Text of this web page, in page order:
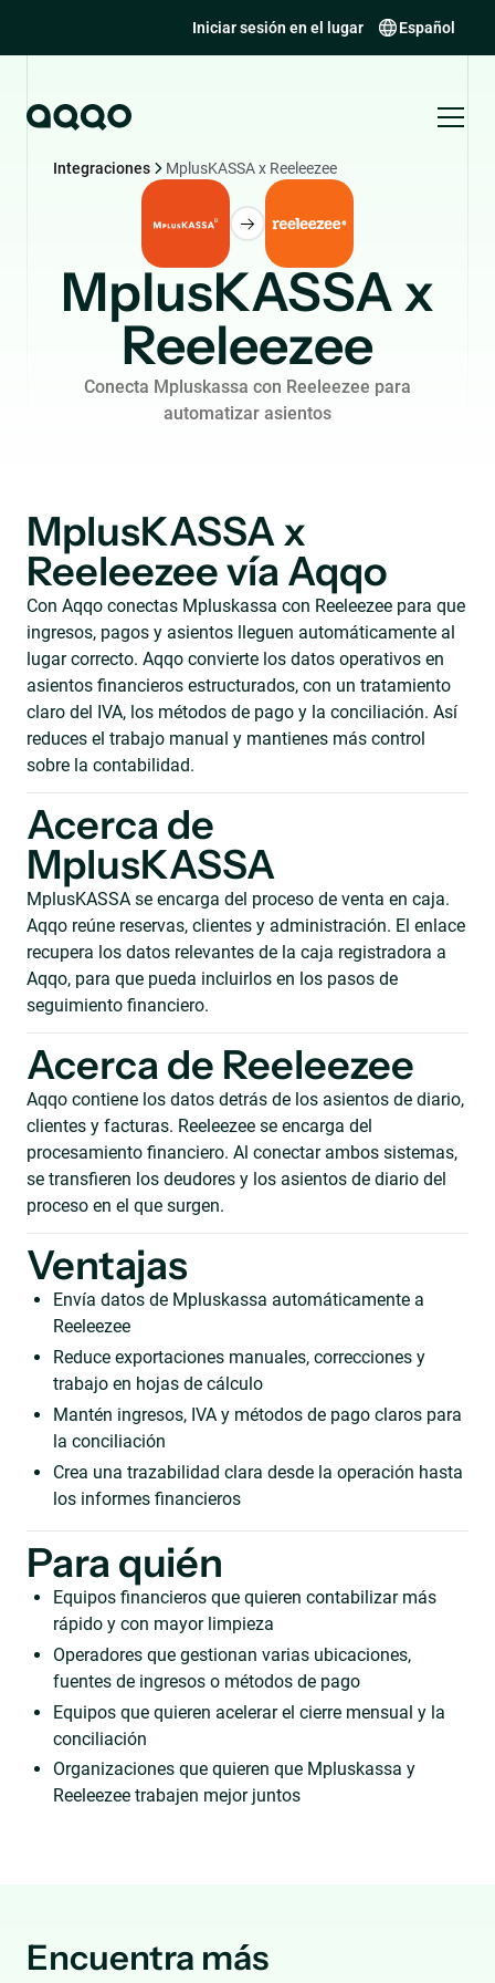
Iniciar sesión en el lugar Español
Integraciones MplusKASSA x Reeleezee
MplusKASSA x
Reeleezee
Conecta Mpluskassa con Reeleezee para
automatizar asientos
MplusKASSA x
Reeleezee vía Aqqo
Con Aqqo conectas Mpluskassa con Reeleezee para que
ingresos, pagos y asientos lleguen automáticamente al
lugar correcto. Aqqo convierte los datos operativos en
asientos financieros estructurados, con un tratamiento
claro del IVA, los métodos de pago y la conciliación. Así
reduces el trabajo manual y mantienes más control
sobre la contabilidad.
Acerca de
MplusKASSA
MplusKASSA se encarga del proceso de venta en caja.
Aqqo reúne reservas, clientes y administración. El enlace
recupera los datos relevantes de la caja registradora a
Aqqo, para que pueda incluirlos en los pasos de
seguimiento financiero.
Acerca de Reeleezee
Aqqo contiene los datos detrás de los asientos de diario,
clientes y facturas. Reeleezee se encarga del
procesamiento financiero. Al conectar ambos sistemas,
se transfieren los deudores y los asientos de diario del
proceso en el que surgen.
Ventajas
Envía datos de Mpluskassa automáticamente a
Reeleezee
Reduce exportaciones manuales, correcciones y
trabajo en hojas de cálculo
Mantén ingresos, IVA y métodos de pago claros para
la conciliación
Crea una trazabilidad clara desde la operación hasta
los informes financieros
Para quién
Equipos financieros que quieren contabilizar más
rápido y con mayor limpieza
Operadores que gestionan varias ubicaciones,
fuentes de ingresos o métodos de pago
Equipos que quieren acelerar el cierre mensual y la
conciliación
Organizaciones que quieren que Mpluskassa y
Reeleezee trabajen mejor juntos
Encuentra más